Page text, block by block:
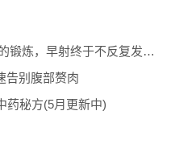
手淫多年导致的早泄，将近3个月的锻炼，早射终于不反复发作了。
告别腹部赘肉
药秘方(5月更新中)